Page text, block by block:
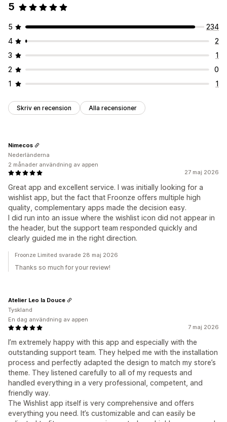
5
5
234
4
2
3
1
2
0
1
1
Skriv en recension Alla recensioner
27 maj 2026
Great app and excellent service. I was initially looking for a
wishlist app, but the fact that Froonze offers multiple high
quality, complementary apps made the decision easy.
I did run into an issue where the wishlist icon did not appear in
the header, but the support team responded quickly and
clearly guided me in the right direction.
Nimecos
Nederländerna
2 månader användning av appen
Froonze Limited svarade 28 maj 2026
Thanks so much for your review!
7 maj 2026
I’m extremely happy with this app and especially with the
outstanding support team. They helped me with the installation
process and perfectly adapted the design to match my store’s
theme. They listened carefully to all of my requests and
handled everything in a very professional, competent, and
friendly way.
The Wishlist app itself is very comprehensive and offers
everything you need. It’s customizable and can easily be
Atelier Leo la Douce
Tyskland
En dag användning av appen